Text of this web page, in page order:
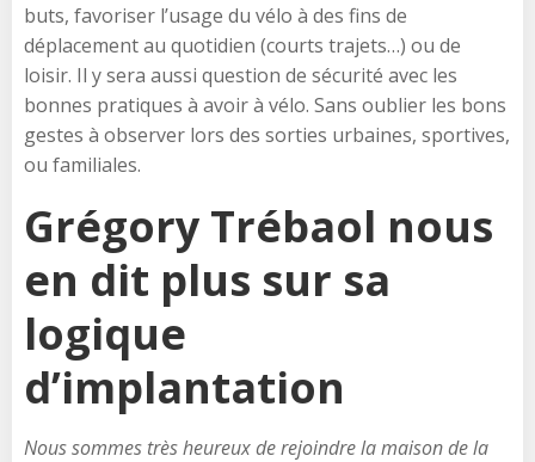
buts, favoriser l’usage du vélo à des fins de
déplacement au quotidien (courts trajets…) ou de
loisir. Il y sera aussi question de sécurité avec les
bonnes pratiques à avoir à vélo. Sans oublier les bons
gestes à observer lors des sorties urbaines, sportives,
ou familiales.
Grégory Trébaol nous
en dit plus sur sa
logique
d’implantation
Nous sommes très heureux de rejoindre la maison de la